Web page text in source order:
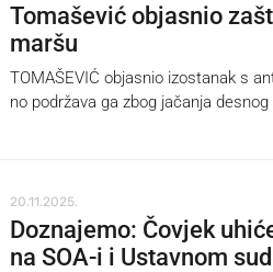
Tomašević objasnio
maršu
TOMAŠEVIĆ objasnio izostanak s
no podržava ga zbog jačanja desnog
20.11.2025.
Doznajemo: Čovjek
na SOA-i i Ustavnom